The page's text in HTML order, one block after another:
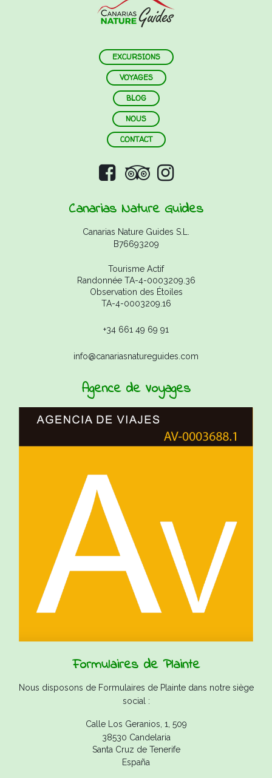
EXCURSIONS
VOYAGES
BLOG
NOUS
CONTACT
Canarias Nature Guides
Canarias Nature Guides S.L.
B76693209
Tourisme Actif
Randonnée TA-4-0003209.36
Observation des Étoiles
TA-4-0003209.16
+34 661 49 69 91
info@canariasnatureguides.com
Agence de Voyages
Formulaires de Plainte
Nous disposons de Formulaires de Plainte dans notre siège
social :
Calle Los Geranios, 1, 509
38530 Candelaria
Santa Cruz de Tenerife
España